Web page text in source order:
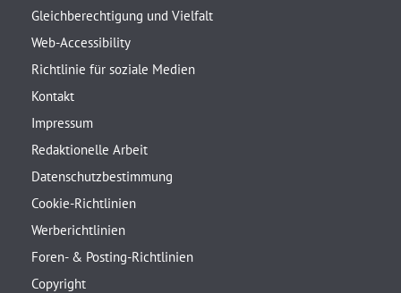
Gleichberechtigung und Vielfalt
Web-Accessibility
Richtlinie für soziale Medien
Kontakt
Impressum
Redaktionelle Arbeit
Datenschutzbestimmung
Cookie-Richtlinien
Werberichtlinien
Foren- & Posting-Richtlinien
Copyright